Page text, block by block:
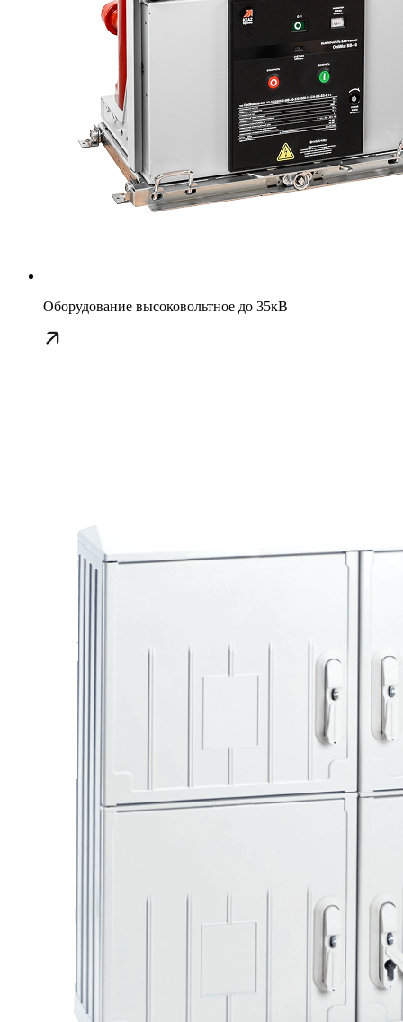
Оборудование высоковольтное до 35кВ